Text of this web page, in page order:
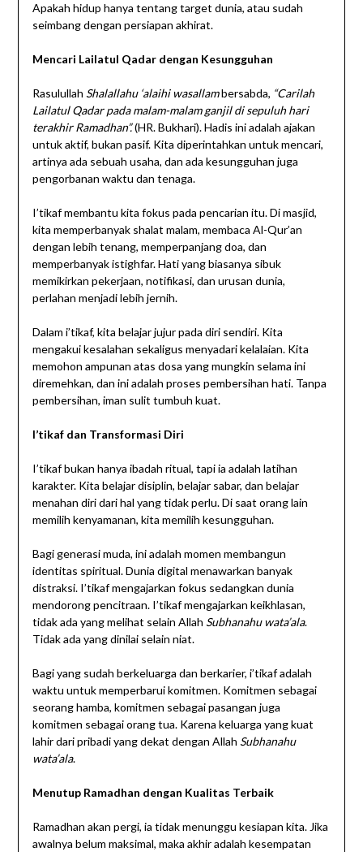
Apakah hidup hanya tentang target dunia, atau sudah
seimbang dengan persiapan akhirat.
Mencari Lailatul Qadar dengan Kesungguhan
Rasulullah Shalallahu ‘alaihi wasallambersabda, “Carilah
Lailatul Qadar pada malam-malam ganjil di sepuluh hari
terakhir Ramadhan”.(HR. Bukhari). Hadis ini adalah ajakan
untuk aktif, bukan pasif. Kita diperintahkan untuk mencari,
artinya ada sebuah usaha, dan ada kesungguhan juga
pengorbanan waktu dan tenaga.
I’tikaf membantu kita fokus pada pencarian itu. Di masjid,
kita memperbanyak shalat malam, membaca Al-Qur’an
dengan lebih tenang, memperpanjang doa, dan
memperbanyak istighfar. Hati yang biasanya sibuk
memikirkan pekerjaan, notifikasi, dan urusan dunia,
perlahan menjadi lebih jernih.
Dalam i’tikaf, kita belajar jujur pada diri sendiri. Kita
mengakui kesalahan sekaligus menyadari kelalaian. Kita
memohon ampunan atas dosa yang mungkin selama ini
diremehkan, dan ini adalah proses pembersihan hati. Tanpa
pembersihan, iman sulit tumbuh kuat.
I’tikaf dan Transformasi Diri
I’tikaf bukan hanya ibadah ritual, tapi ia adalah latihan
karakter. Kita belajar disiplin, belajar sabar, dan belajar
menahan diri dari hal yang tidak perlu. Di saat orang lain
memilih kenyamanan, kita memilih kesungguhan.
Bagi generasi muda, ini adalah momen membangun
identitas spiritual. Dunia digital menawarkan banyak
distraksi. I’tikaf mengajarkan fokus sedangkan dunia
mendorong pencitraan. I’tikaf mengajarkan keikhlasan,
tidak ada yang melihat selain Allah Subhanahu wata’ala.
Tidak ada yang dinilai selain niat.
Bagi yang sudah berkeluarga dan berkarier, i’tikaf adalah
waktu untuk memperbarui komitmen. Komitmen sebagai
seorang hamba, komitmen sebagai pasangan juga
komitmen sebagai orang tua. Karena keluarga yang kuat
lahir dari pribadi yang dekat dengan Allah Subhanahu
wata’ala.
Menutup Ramadhan dengan Kualitas Terbaik
Ramadhan akan pergi, ia tidak menunggu kesiapan kita. Jika
awalnya belum maksimal, maka akhir adalah kesempatan